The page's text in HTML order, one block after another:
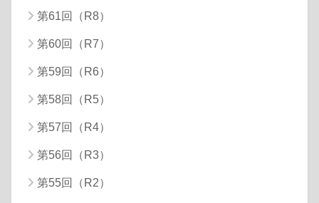
第61回（R8）
第60回（R7）
第59回（R6）
第58回（R5）
第57回（R4）
第56回（R3）
第55回（R2）